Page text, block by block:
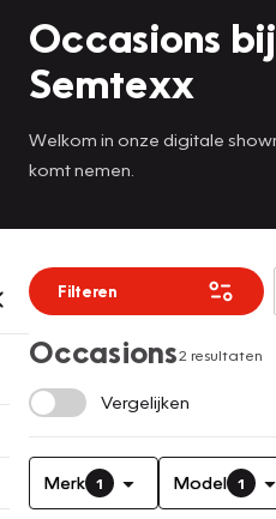
Occasions
Semtexx
Welkom in onze digitale
komt nemen.
Filteren
Occasions2 resultaten
Vergelijken
Merk 1 Model 1